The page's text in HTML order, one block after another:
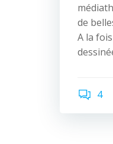
de
A la
4